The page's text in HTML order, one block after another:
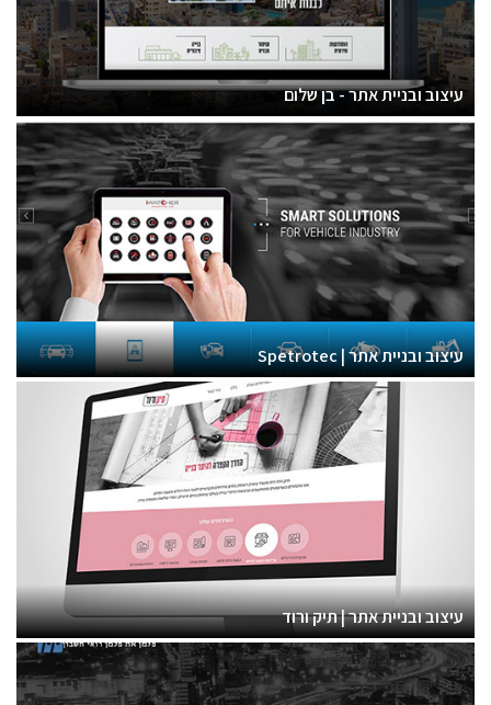
עיצוב ובניית אתר - בן שלום
עיצוב ובניית אתר | Spetrotec
עיצוב ובניית אתר | תיק ורוד